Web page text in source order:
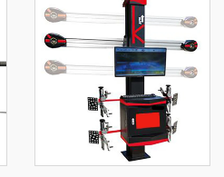
lehké automatické
vyvažovačky kol